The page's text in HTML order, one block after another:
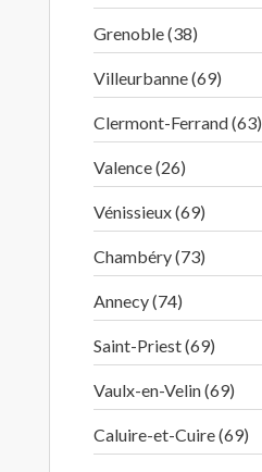
Grenoble (38)
Villeurbanne (69)
Clermont-Ferrand (63)
Valence (26)
Vénissieux (69)
Chambéry (73)
Annecy (74)
Saint-Priest (69)
Vaulx-en-Velin (69)
Caluire-et-Cuire (69)